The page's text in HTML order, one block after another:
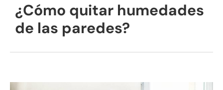
¿Cómo quitar humedades
de las paredes?